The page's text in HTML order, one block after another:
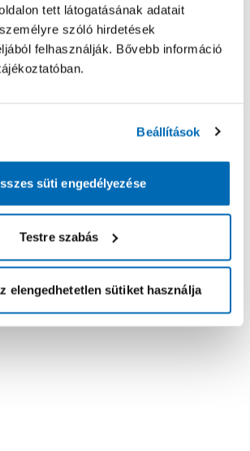
tett látogatásának adatait
szóló hirdetések
felhasználják. Bővebb információ
Beállítások
süti engedélyezése
Testre szabás
elengedhetetlen sütiket használja